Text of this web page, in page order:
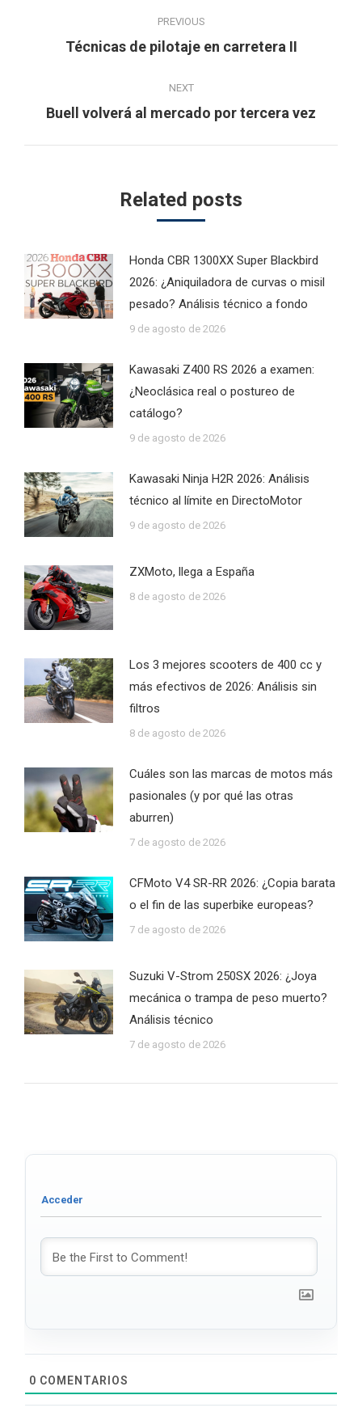
navigation
PREVIOUS
Previous
Técnicas de pilotaje en carretera II
NEXT
Next
Buell volverá al mercado por tercera vez
Related posts
Honda CBR 1300XX Super Blackbird
2026: ¿Aniquiladora de curvas o misil
pesado? Análisis técnico a fondo
9 de agosto de 2026
Kawasaki Z400 RS 2026 a examen:
¿Neoclásica real o postureo de
catálogo?
9 de agosto de 2026
Kawasaki Ninja H2R 2026: Análisis
técnico al límite en DirectoMotor
9 de agosto de 2026
ZXMoto, llega a España
8 de agosto de 2026
Los 3 mejores scooters de 400 cc y
más efectivos de 2026: Análisis sin
filtros
8 de agosto de 2026
Cuáles son las marcas de motos más
pasionales (y por qué las otras
aburren)
7 de agosto de 2026
CFMoto V4 SR-RR 2026: ¿Copia barata
o el fin de las superbike europeas?
7 de agosto de 2026
Suzuki V-Strom 250SX 2026: ¿Joya
mecánica o trampa de peso muerto?
Análisis técnico
7 de agosto de 2026
0 COMENTARIOS